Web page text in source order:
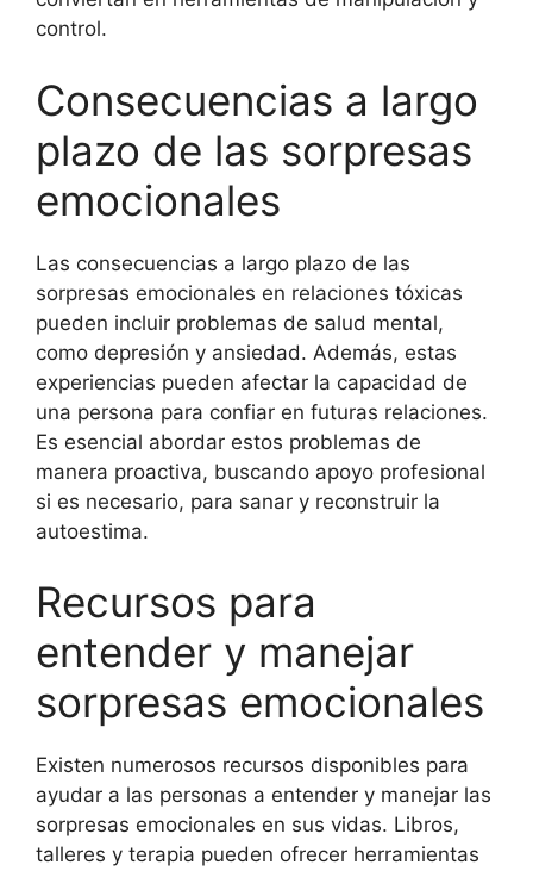
control.
Consecuencias a largo
plazo de las sorpresas
emocionales
Las consecuencias a largo plazo de las
sorpresas emocionales en relaciones tóxicas
pueden incluir problemas de salud mental,
como depresión y ansiedad. Además, estas
experiencias pueden afectar la capacidad de
una persona para confiar en futuras relaciones.
Es esencial abordar estos problemas de
manera proactiva, buscando apoyo profesional
si es necesario, para sanar y reconstruir la
autoestima.
Recursos para
entender y manejar
sorpresas emocionales
Existen numerosos recursos disponibles para
ayudar a las personas a entender y manejar las
sorpresas emocionales en sus vidas. Libros,
talleres y terapia pueden ofrecer herramientas